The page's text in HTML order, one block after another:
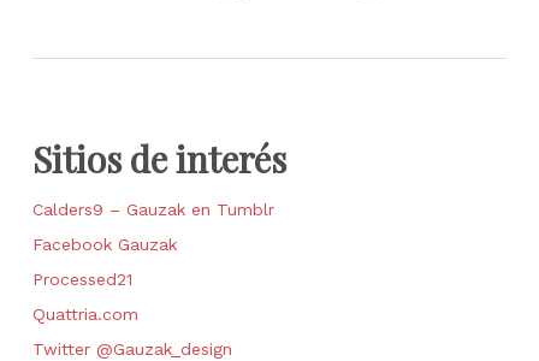
Sitios de interés
Calders9 – Gauzak en Tumblr
Facebook Gauzak
Processed21
Quattria.com
Twitter @Gauzak_design